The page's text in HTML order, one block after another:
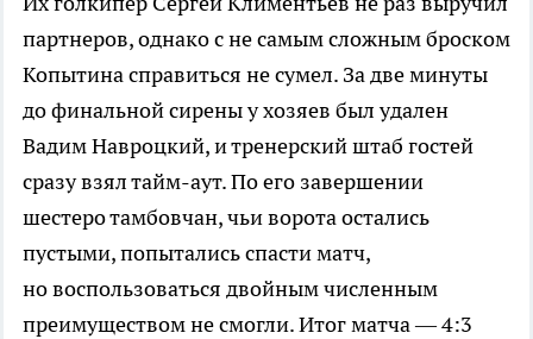
партнеров, однако с не самым сложным броском
Копытина справиться не сумел. За две минуты
до финальной сирены у хозяев был удален
Вадим Навроцкий, и тренерский штаб гостей
сразу взялтайм-аут. По его завершении
шестеро тамбовчан, чьи ворота остались
пустыми, попытались спасти матч,
но воспользоваться двойным численным
преимуществом не смогли. Итог матча — 4:3